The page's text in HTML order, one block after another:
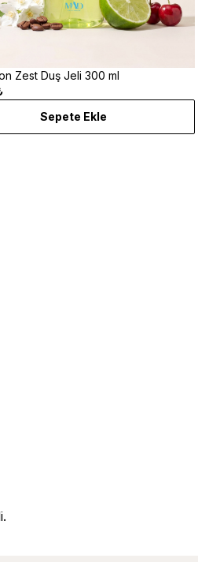
Zest Duş Jeli 300 ml
Sepete Ekle